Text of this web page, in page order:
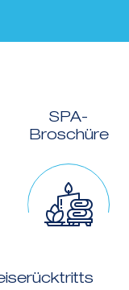
SPA-
Broschüre